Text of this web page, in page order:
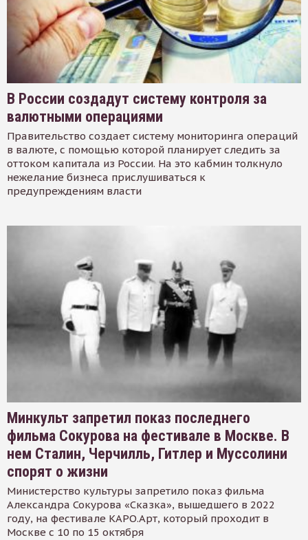
В России создадут систему контроля за
валютными операциями
Правительство создает систему мониторинга операций
в валюте, с помощью которой планирует следить за
оттоком капитала из России. На это кабмин толкнуло
нежелание бизнеса прислушиваться к
предупреждениям власти
Минкульт запретил показ последнего
фильма Сокурова на фестивале в Москве. В
нем Сталин, Черчилль, Гитлер и Муссолини
спорят о жизни
Министерство культуры запретило показ фильма
Александра Сокурова «Сказка», вышедшего в 2022
году, на фестивале КАРО.Арт, который проходит в
Москве с 10 по 15 октября